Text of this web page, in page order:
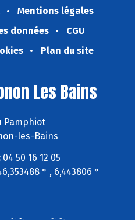
Mentions légales
données
CGU
Plan du site
Les Bains
Pamphiot
les-Bains
04 50 16 12 05
° , 6,443806 °